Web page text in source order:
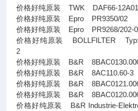
价格好纯原装 TWK
价格好纯原装 Epro
价格好纯原装 Epro
价格好纯原装 BOLLFILTER Typ:
2
价格好纯原装 B&R
价格好纯原装 B&R
价格好纯原装 B&R
价格好纯原装 B&R
价格好纯原装 B&R Industrie-